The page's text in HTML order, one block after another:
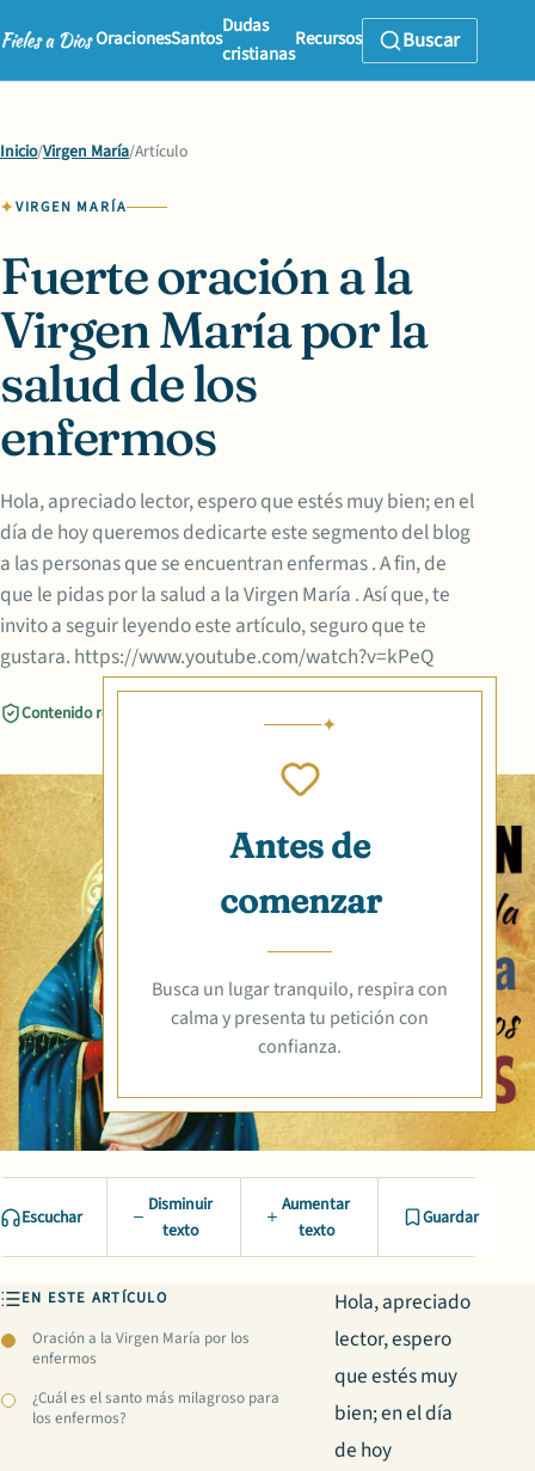
OracionesSantos
Dudas
cristianas
Recursos Buscar
Inicio/Virgen María/Artículo
VIRGEN MARÍA
Fuerte oración a la
Virgen María por la
salud de los
enfermos
Hola, apreciado lector, espero que estés muy bien; en el
día de hoy queremos dedicarte este segmento del blog
a las personas que se encuentran enfermas . A fin, de
que le pidas por la salud a la Virgen María . Así que, te
invito a seguir leyendo este artículo, seguro que te
gustara. https://www.youtube.com/watch?v=kPeQ
Contenido revisado
Antes de
comenzar
Busca un lugar tranquilo, respira con
calma y presenta tu petición con
confianza.
Escuchar
Disminuir
texto
Aumentar
texto
Guardar
EN ESTE ARTÍCULO
Oración a la Virgen María por los
enfermos
¿Cuál es el santo más milagroso para
los enfermos?
Hola, apreciado
lector, espero
que estés muy
bien; en el día
de hoy